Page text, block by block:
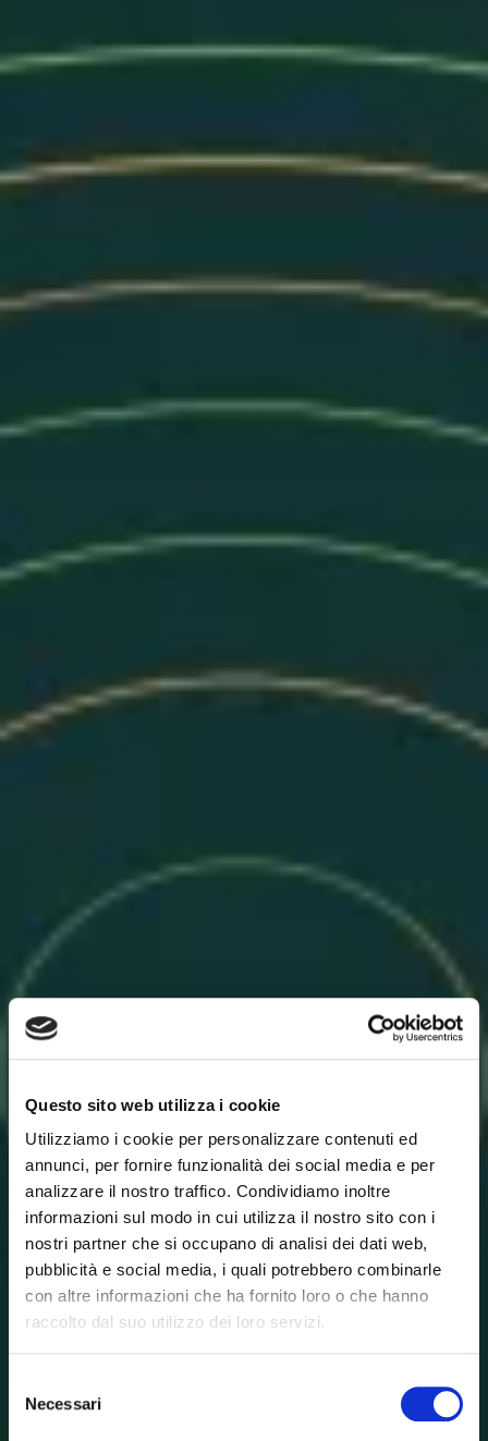
Questo sito web utilizza i cookie
Utilizziamo i cookie per personalizzare contenuti ed
annunci, per fornire funzionalità dei social media e per
analizzare il nostro traffico. Condividiamo inoltre
informazioni sul modo in cui utilizza il nostro sito con i
nostri partner che si occupano di analisi dei dati web,
pubblicità e social media, i quali potrebbero combinarle
con altre informazioni che ha fornito loro o che hanno
raccolto dal suo utilizzo dei loro servizi.
delNecessari